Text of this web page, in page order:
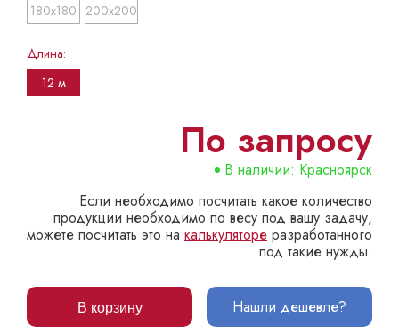
180x180 200x200
Длина:
12 м
По запросу
В наличии: Красноярск
Если необходимо посчитать какое количество
продукции необходимо по весу под вашу задачу,
можете посчитать это на калькуляторе разработанного
под такие нужды.
В корзину Нашли дешевле?